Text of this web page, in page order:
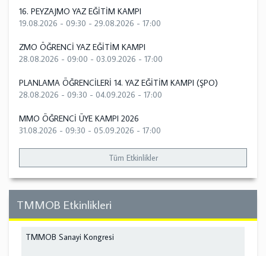
16. PEYZAJMO YAZ EĞİTİM KAMPI
19.08.2026 - 09:30 - 29.08.2026 - 17:00
ZMO ÖĞRENCİ YAZ EĞİTİM KAMPI
28.08.2026 - 09:00 - 03.09.2026 - 17:00
PLANLAMA ÖĞRENCİLERİ 14. YAZ EĞİTİM KAMPI (ŞPO)
28.08.2026 - 09:30 - 04.09.2026 - 17:00
MMO ÖĞRENCİ ÜYE KAMPI 2026
31.08.2026 - 09:30 - 05.09.2026 - 17:00
Tüm Etkinlikler
TMMOB Etkinlikleri
TMMOB Sanayi Kongresi